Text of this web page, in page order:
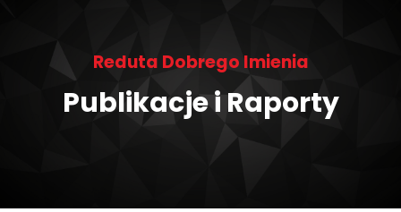
Reduta Dobrego Imienia
Publikacje i Raporty